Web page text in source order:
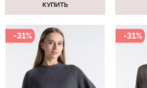
КУПИТЬ
-31% -31%
689 грн.